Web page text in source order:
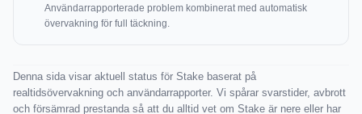
Användarrapporterade problem kombinerat med automatisk
övervakning för full täckning.
Denna sida visar aktuell status för Stake baserat på
realtidsövervakning och användarrapporter. Vi spårar svarstider, avbrott
och försämrad prestanda så att du alltid vet om Stake är nere eller har